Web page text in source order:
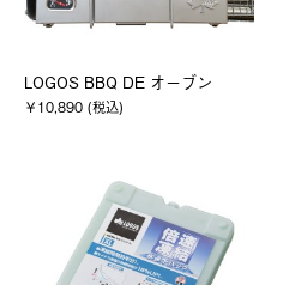
LOGOS BBQ DE オーブン
￥10,890 (税込)